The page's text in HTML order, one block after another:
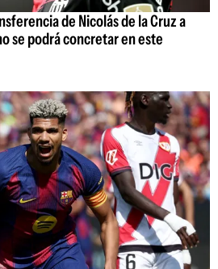
de Nicolás de la Cruz a
se podrá concretar en este